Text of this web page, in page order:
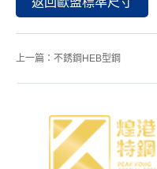
上一篇： 不銹鋼HEB型鋼